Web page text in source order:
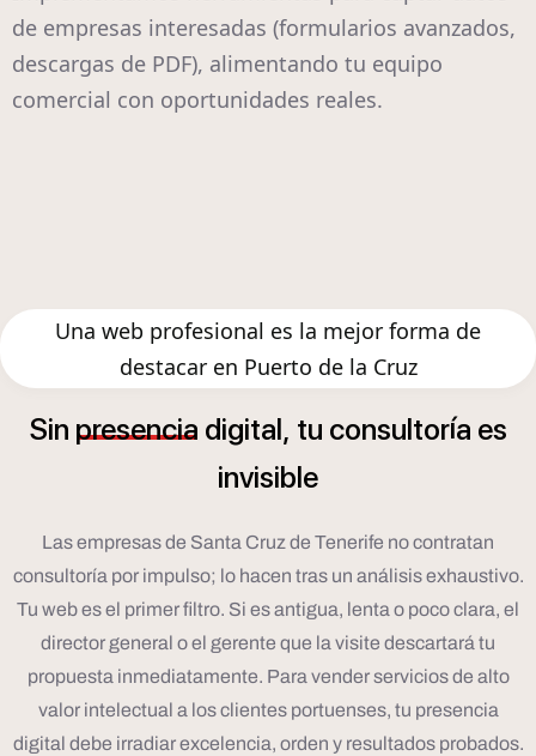
de empresas interesadas (formularios avanzados,
descargas de PDF), alimentando tu equipo
comercial con oportunidades reales.
Una web profesional es la mejor forma de
destacar en Puerto de la Cruz
Sin presencia digital, tu consultoría es
invisible
Las empresas de Santa Cruz de Tenerife no contratan
consultoría por impulso; lo hacen tras un análisis exhaustivo.
Tu web es el primer filtro. Si es antigua, lenta o poco clara, el
director general o el gerente que la visite descartará tu
propuesta inmediatamente. Para vender servicios de alto
valor intelectual a los clientes portuenses, tu presencia
digital debe irradiar excelencia, orden y resultados probados.